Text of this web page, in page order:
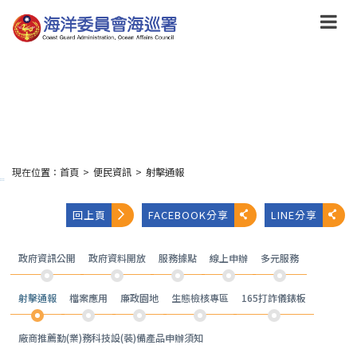
到
主
:::
現在位置： 首頁 > 便民資訊 > 射擊通報
回上頁 FACEBOOK分享 LINE分享
政府資訊公開 政府資料開放 服務據點 線上申辦 多元服務
射擊通報 檔案應用 廉政園地 生態檢核專區 165打詐儀錶板
廠商推薦勤(業)務科技設(裝)備產品申辦須知